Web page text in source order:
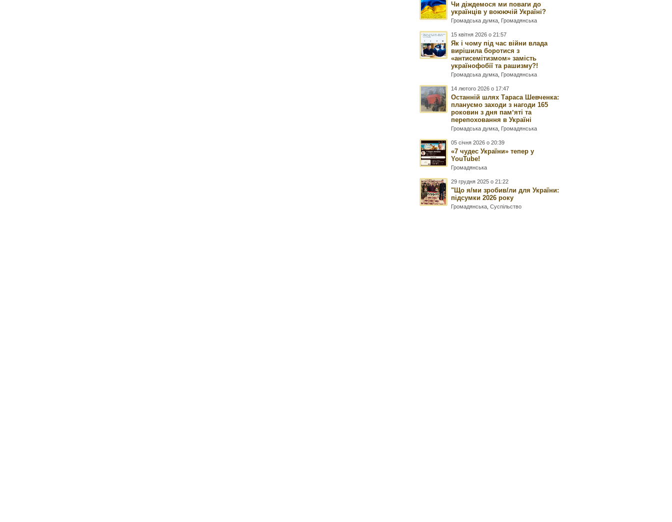
Чи діждемося ми поваги до
українців у воюючій Україні?
Громадська думка Громадянська
15 квітня 2026 о 21:57
Як і чому під час війни влада
вирішила боротися з
«антисемітизмом» замість
українофобії та рашизму?!
Громадська думка Громадянська
14 лютого 2026 о 17:47
Останній шлях Тараса Шевченка:
плануємо заходи з нагоди 165
роковин з дня памʼяті та
перепоховання в Україні
Громадська думка Громадянська
05 січня 2026 о 20:39
«7 чудес України» тепер у
YouTube!
Громадянська
29 грудня 2025 о 21:22
"Що я/ми зробив/ли для України:
підсумки 2026 року
Громадянська ,Суспільство